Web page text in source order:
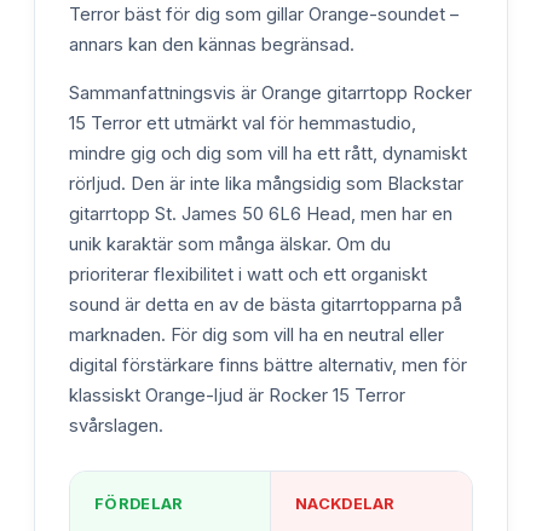
Terror bäst för dig som gillar Orange-soundet –
annars kan den kännas begränsad.
Sammanfattningsvis är Orange gitarrtopp Rocker
15 Terror ett utmärkt val för hemmastudio,
mindre gig och dig som vill ha ett rått, dynamiskt
rörljud. Den är inte lika mångsidig som Blackstar
gitarrtopp St. James 50 6L6 Head, men har en
unik karaktär som många älskar. Om du
prioriterar flexibilitet i watt och ett organiskt
sound är detta en av de bästa gitarrtopparna på
marknaden. För dig som vill ha en neutral eller
digital förstärkare finns bättre alternativ, men för
klassiskt Orange-ljud är Rocker 15 Terror
svårslagen.
FÖRDELAR NACKDELAR